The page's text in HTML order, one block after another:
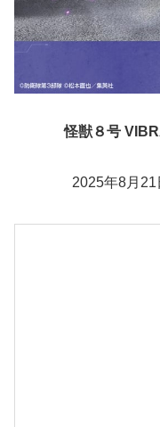
怪獣８号
2025年8月